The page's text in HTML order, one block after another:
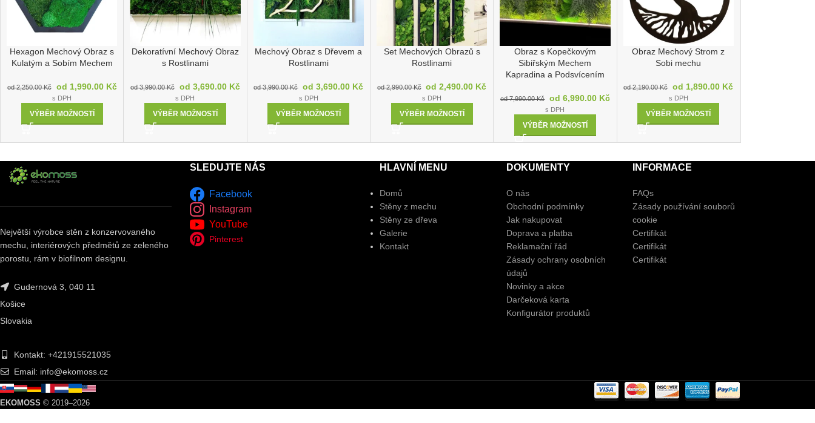
Hexagon Mechový Obraz s
Kulatým a Sobím Mechem
od2,250.00Kč od 1,990.00 Kč
s DPH
VÝBĚR MOŽNOSTÍ
Dekoratívní Mechový Obraz
s Rostlinami
od3,990.00Kč od 3,690.00 Kč
s DPH
VÝBĚR MOŽNOSTÍ
Mechový Obraz s Dřevem a
Rostlinami
od3,990.00Kč od3,690.00 Kč
s DPH
VÝBĚR MOŽNOSTÍ
Set Mechových Obrazů s
Rostlinami
od2,990.00Kč od2,490.00 Kč
s DPH
VÝBĚR MOŽNOSTÍ
Obraz s Kopečkovým
Sibiřským Mechem
Kapradina a Podsvícením
od7,990.00Kč od 6,990.00 Kč
s DPH
VÝBĚR MOŽNOSTÍ
Obraz Mechový Strom z
Sobi mechu
od2,190.00Kč od1,890.00 Kč
s DPH
VÝBĚR MOŽNOSTÍ
Největší výrobce stěn z konzervovaného
mechu, interiérových předmětů ze zeleného
porostu, rám v biofilnom designu.
Gudernová 3, 040 11
Košice
Slovakia
Kontakt: +421915521035
Email: info@ekomoss.cz
SLEDUJTE NÁS
Facebook
Instagram
YouTube
Pinterest
HLAVNÍ MENU
Domů
Stěny z mechu
Stěny ze dřeva
Galerie
Kontakt
DOKUMENTY
O nás
Obchodní podmínky
Jak nakupovat
Doprava a platba
Reklamační řád
Zásady ochrany osobních
údajů
Novinky a akce
Darčeková karta
Konfigurátor produktů
INFORMACE
FAQs
Zásady používání souborů
cookie
Certifikát
Certifikát
Certifikát
EKOMOSS © 2019–2026